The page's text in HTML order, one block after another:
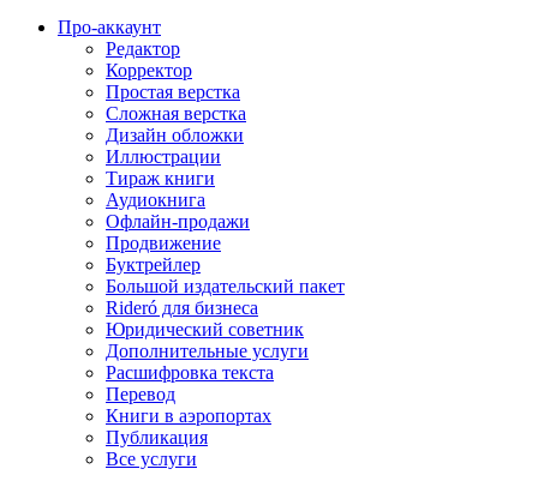
Про-аккаунт
Редактор
Корректор
Простая верстка
Сложная верстка
Дизайн обложки
Иллюстрации
Тираж книги
Аудиокнига
Офлайн-продажи
Продвижение
Буктрейлер
Большой издательский пакет
Rideró для бизнеса
Юридический советник
Дополнительные услуги
Расшифровка текста
Перевод
Книги в аэропортах
Публикация
Все услуги